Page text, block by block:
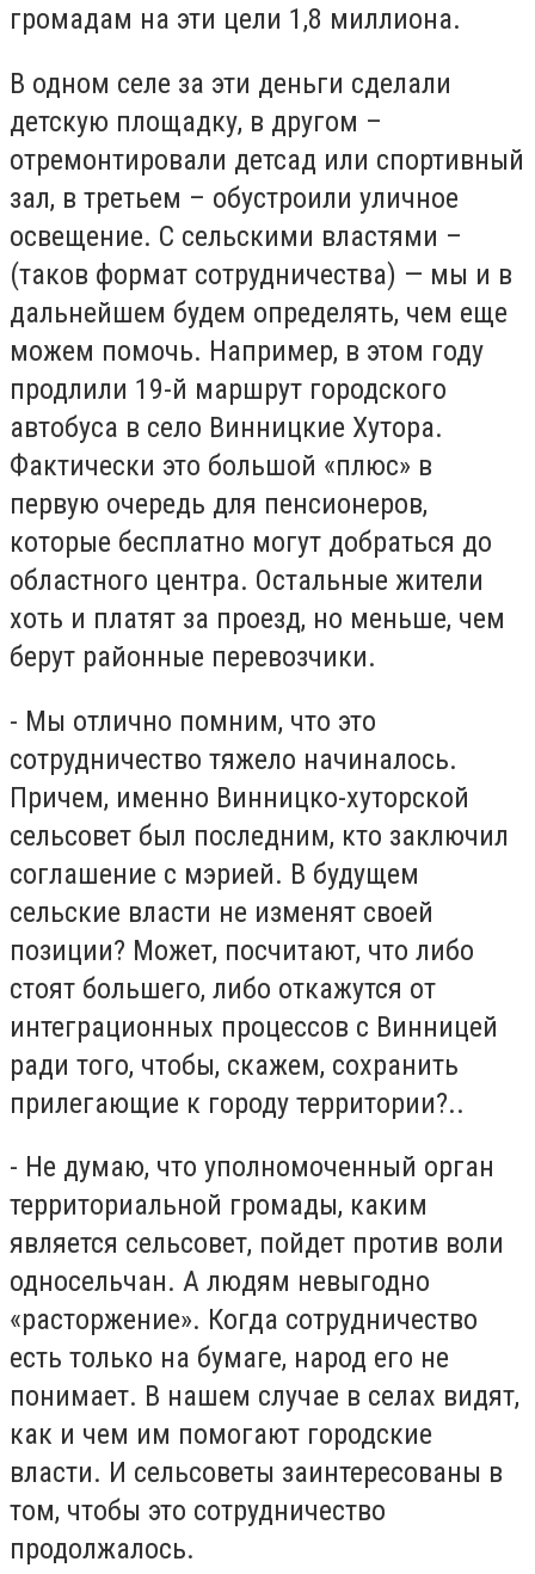
громадам на эти цели 1,8 миллиона.
В одном селе за эти деньги сделали
детскую площадку, в другом –
отремонтировали детсад или спортивный
зал, в третьем – обустроили уличное
освещение. С сельскими властями –
(таков формат сотрудничества) — мы и в
дальнейшем будем определять, чем еще
можем помочь. Например, в этом году
продлили 19-й маршрут городского
автобуса в село Винницкие Хутора.
Фактически это большой «плюс» в
первую очередь для пенсионеров,
которые бесплатно могут добраться до
областного центра. Остальные жители
хоть и платят за проезд, но меньше, чем
берут районные перевозчики.
- Мы отлично помним, что это
сотрудничество тяжело начиналось.
Причем, именно Винницко-хуторской
сельсовет был последним, кто заключил
соглашение с мэрией. В будущем
сельские власти не изменят своей
позиции? Может, посчитают, что либо
стоят большего, либо откажутся от
интеграционных процессов с Винницей
ради того, чтобы, скажем, сохранить
прилегающие к городу территории?..
- Не думаю, что уполномоченный орган
территориальной громады, каким
является сельсовет, пойдет против воли
односельчан. А людям невыгодно
«расторжение». Когда сотрудничество
есть только на бумаге, народ его не
понимает. В нашем случае в селах видят,
как и чем им помогают городские
власти. И сельсоветы заинтересованы в
том, чтобы это сотрудничество
продолжалось.